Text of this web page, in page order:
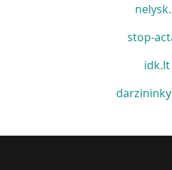
stop-
idk.lt